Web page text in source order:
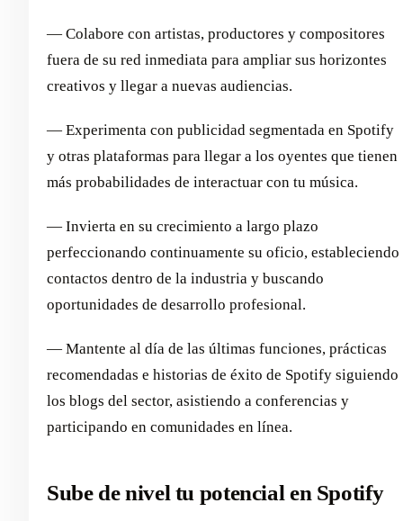
— Colabore con artistas, productores y compositores
fuera de su red inmediata para ampliar sus horizontes
creativos y llegar a nuevas audiencias.
— Experimenta con publicidad segmentada en Spotify
y otras plataformas para llegar a los oyentes que tienen
más probabilidades de interactuar con tu música.
— Invierta en su crecimiento a largo plazo
perfeccionando continuamente su oficio, estableciendo
contactos dentro de la industria y buscando
oportunidades de desarrollo profesional.
— Mantente al día de las últimas funciones, prácticas
recomendadas e historias de éxito de Spotify siguiendo
los blogs del sector, asistiendo a conferencias y
participando en comunidades en línea.
Sube de nivel tu potencial en Spotify